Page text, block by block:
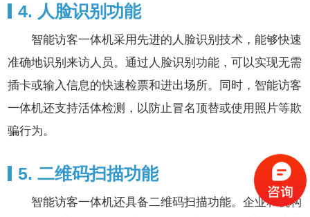
4. 人脸识别功能
智能访客一体机采用先进的人脸识别技术，能够快速
准确地识别来访人员。通过人脸识别功能，可以实现无需
插卡或输入信息的快速检票和进出场所。同时，智能访客
一体机还支持活体检测，以防止冒名顶替或使用照片等欺
骗行为。
5. 二维码扫描功能
智能访客一体机还具备二维码扫描功能。企业和机构